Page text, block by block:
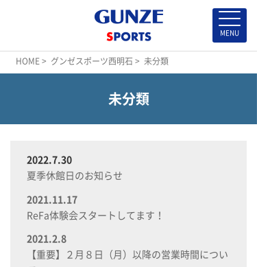
HOME> グンゼスポーツ西明石> 未分類
未分類
2022.7.30
夏季休館日のお知らせ
2021.11.17
ReFa体験会スタートしてます！
2021.2.8
【重要】２月８日（月）以降の営業時間につい